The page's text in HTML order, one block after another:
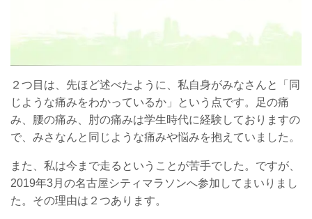
２つ目は、先ほど述べたように、私自身がみなさんと「同
じような痛みをわかっているか」という点です。足の痛
み、腰の痛み、肘の痛みは学生時代に経験しておりますの
で、みさなんと同じような痛みや悩みを抱えていました。
また、私は今まで走るということが苦手でした。ですが、
2019年3月の名古屋シティマラソンへ参加してまいりまし
た。その理由は２つあります。